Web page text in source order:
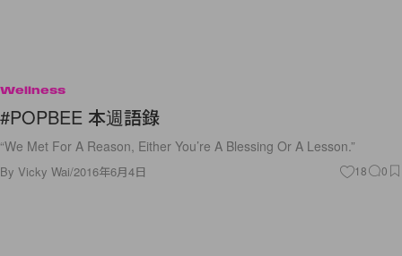
Wellness
#POPBEE 本週語錄
“We Met For A Reason, Either You’re A Blessing Or A Lesson.”
By Vicky Wai/2016年6月4日 18 0